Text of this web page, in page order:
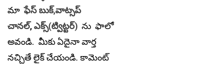
మాఫేస్ బుక్,వాట్సప్
చానల్,ఎక్స్(ట్విట్టర్) ను ఫాలో
అవండి. మీకు ఏదైనా వార్త
నచ్చితే లైక్ చేయండి. కామెంట్